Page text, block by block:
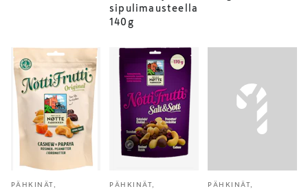
sipulimausteella
140g
PÄHKINÄT, PÄHKINÄT, PÄHKINÄT,